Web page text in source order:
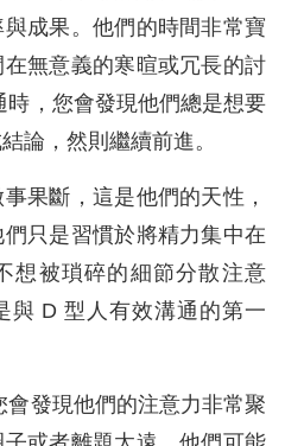
成果。他們的時間非常寶
無意義的寒暄或冗長的討
時，您會發現他們總是想要
論，然則繼續前進。
果斷，這是他們的天性，
只是習慣於將精力集中在
想被瑣碎的細節分散注意
與 D 型人有效溝通的第一
發現他們的注意力非常聚